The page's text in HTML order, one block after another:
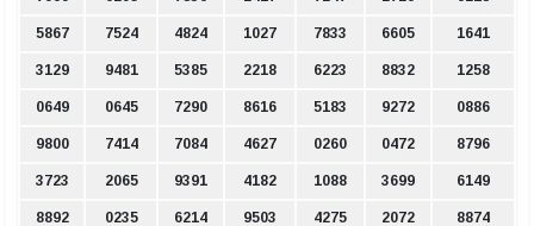
5867 7524 4824 1027 7833 6605 1641
3129 9481 5385 2218 6223 8832 1258
0649 0645 7290 8616 5183 9272 0886
9800 7414 7084 4627 0260 0472 8796
3723 2065 9391 4182 1088 3699 6149
8892 0235 6214 9503 4275 2072 8874